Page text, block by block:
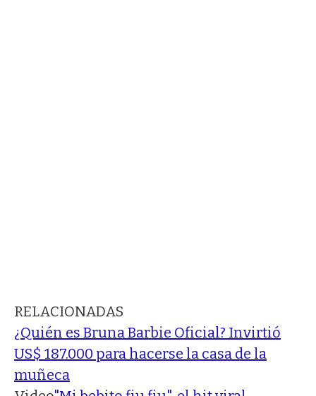
RELACIONADAS
¿Quién es Bruna Barbie Oficial? Invirtió
US$ 187.000 para hacerse la casa de la
muñeca